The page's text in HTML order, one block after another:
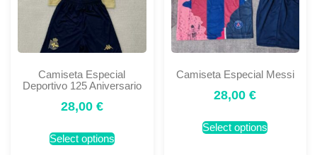
Camiseta Especial
Deportivo 125 Aniversario
28,00 €
Select options
Camiseta Especial Messi
28,00€
Select options